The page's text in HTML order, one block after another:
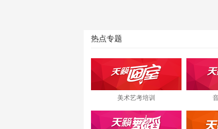
热点专题
美术艺考培训